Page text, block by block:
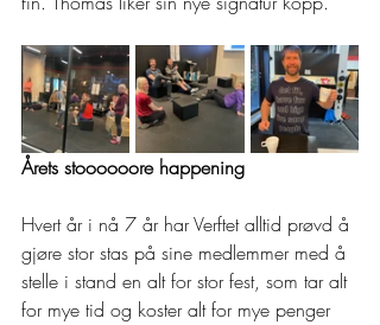
Årets stoooooore happening
Hvert år i nå 7 år har Verftet alltid prøvd å
gjøre stor stas på sine medlemmer med å
stelle i stand en alt for stor fest, som tar alt
for mye tid og koster alt for mye penger